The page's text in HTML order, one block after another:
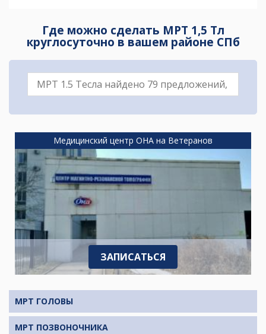
Где можно сделать МРТ 1,5 Тл
круглосуточно в вашем районе СПб
Медицинский центр ОНА на Ветеранов
ЗАПИСАТЬСЯ
МРТ ГОЛОВЫ
МРТ ПОЗВОНОЧНИКА